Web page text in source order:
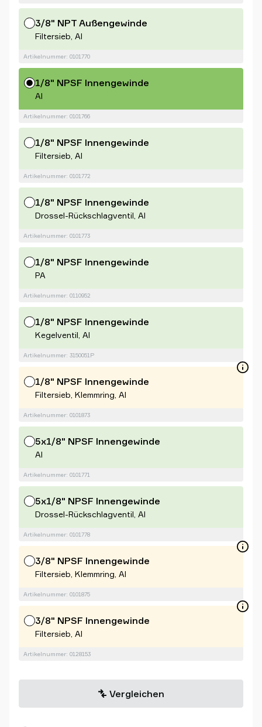
3/8" NPT Außengewinde
Filtersieb, Al
Artikelnummer: 0101770
1/8" NPSF Innengewinde
Al
Artikelnummer: 0101766
1/8" NPSF Innengewinde
Filtersieb, Al
Artikelnummer: 0101772
1/8" NPSF Innengewinde
Drossel-Rückschlagventil, Al
Artikelnummer: 0101773
1/8" NPSF Innengewinde
PA
Artikelnummer: 0110952
1/8" NPSF Innengewinde
Kegelventil, Al
Artikelnummer: 3150051P
1/8" NPSF Innengewinde
Filtersieb, Klemmring, Al
Artikelnummer: 0101873
5x1/8" NPSF Innengewinde
Al
Artikelnummer: 0101771
5x1/8" NPSF Innengewinde
Drossel-Rückschlagventil, Al
Artikelnummer: 0101778
3/8" NPSF Innengewinde
Filtersieb, Klemmring, Al
Artikelnummer: 0101875
3/8" NPSF Innengewinde
Filtersieb, Al
Artikelnummer: 0128153
Vergleichen